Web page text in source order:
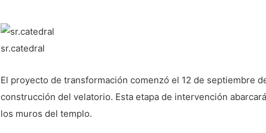
sr.catedral
El proyecto de transformación comenzó el 12 de septiembre
construcción del velatorio. Esta etapa de intervención
los muros del templo.